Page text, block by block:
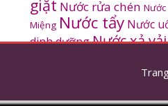
giặt Nước rửa chén Nước
Miệng Nước tẩy Nước
dinh dưỡngNước xả vải
Sâm Hàn Quốc